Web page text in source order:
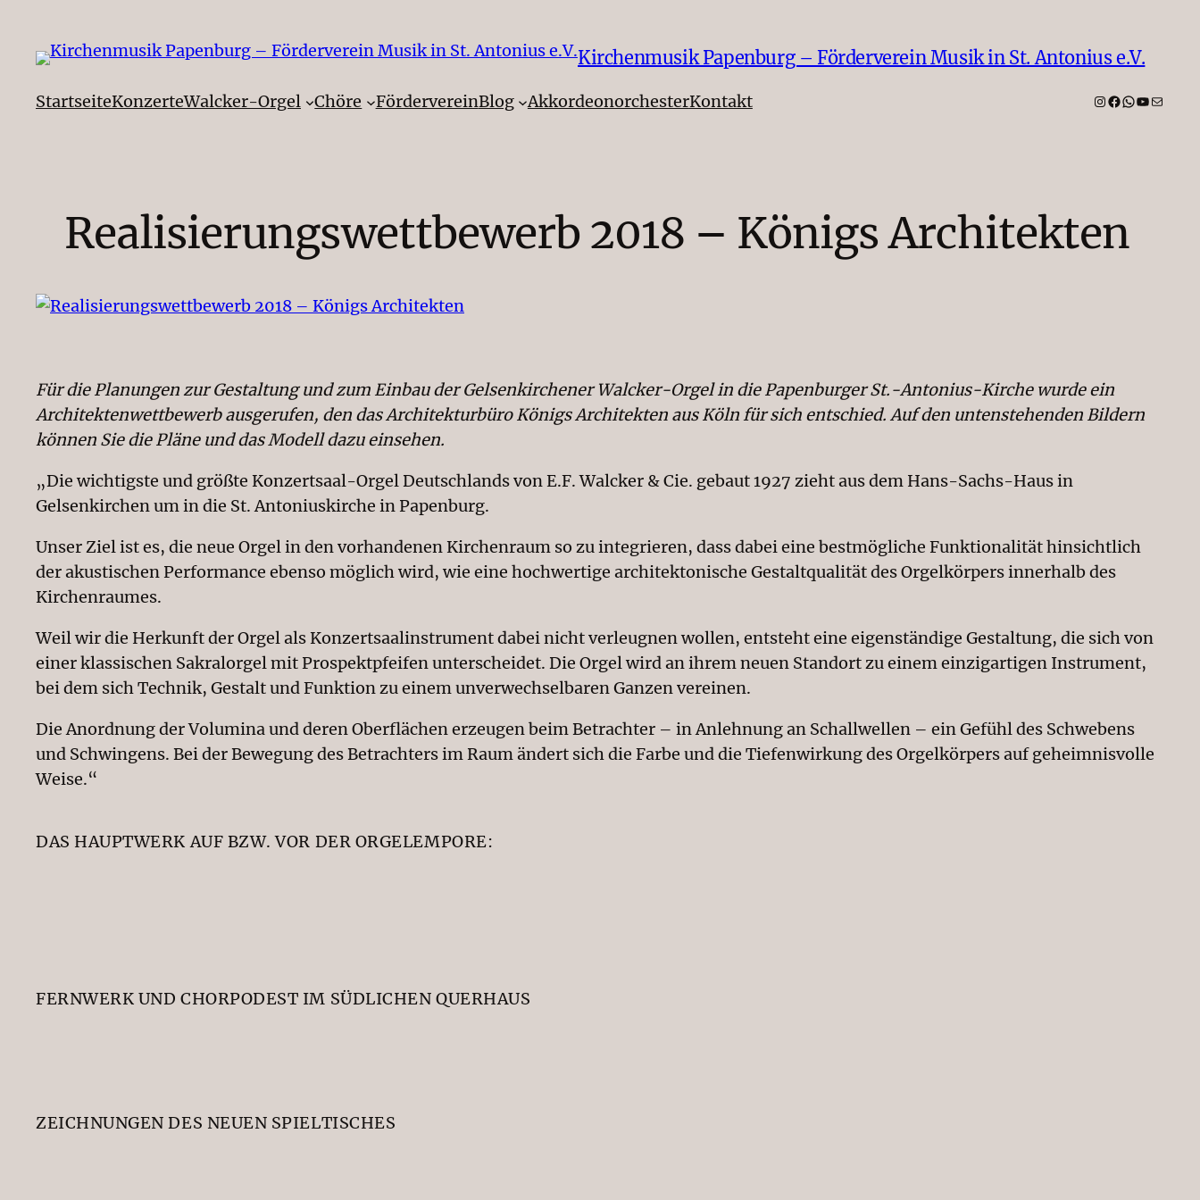
Inhalt
springen
Kirchenmusik Papenburg – Förderverein Musik in St. Antonius e.V.
StartseiteKonzerteWalcker-Orgel Chöre FördervereinBlog AkkordeonorchesterKontakt Instagram
Facebook
WhatsApp
YouTube
E-Mail
Realisierungswettbewerb 2018 – Königs Architekten
Für die Planungen zur Gestaltung und zum Einbau der Gelsenkirchener Walcker-Orgel in die Papenburger St.-Antonius-Kirche wurde ein
Architektenwettbewerb ausgerufen, den das Architekturbüro Königs Architekten aus Köln für sich entschied. Auf den untenstehenden Bildern
können Sie die Pläne und das Modell dazu einsehen.
„Die wichtigste und größte Konzertsaal-Orgel Deutschlands von E.F. Walcker & Cie. gebaut 1927 zieht aus dem Hans-Sachs-Haus in
Gelsenkirchen um in die St. Antoniuskirche in Papenburg.
Unser Ziel ist es, die neue Orgel in den vorhandenen Kirchenraum so zu integrieren, dass dabei eine bestmögliche Funktionalität hinsichtlich
der akustischen Performance ebenso möglich wird, wie eine hochwertige architektonische Gestaltqualität des Orgelkörpers innerhalb des
Kirchenraumes.
Weil wir die Herkunft der Orgel als Konzertsaalinstrument dabei nicht verleugnen wollen, entsteht eine eigenständige Gestaltung, die sich von
einer klassischen Sakralorgel mit Prospektpfeifen unterscheidet. Die Orgel wird an ihrem neuen Standort zu einem einzigartigen Instrument,
bei dem sich Technik, Gestalt und Funktion zu einem unverwechselbaren Ganzen vereinen.
Die Anordnung der Volumina und deren Oberflächen erzeugen beim Betrachter – in Anlehnung an Schallwellen – ein Gefühl des Schwebens
und Schwingens. Bei der Bewegung des Betrachters im Raum ändert sich die Farbe und die Tiefenwirkung des Orgelkörpers auf geheimnisvolle
Weise.“
DAS HAUPTWERK AUF BZW. VOR DER ORGELEMPORE:
FERNWERK UND CHORPODEST IM SÜDLICHEN QUERHAUS
ZEICHNUNGEN DES NEUEN SPIELTISCHES